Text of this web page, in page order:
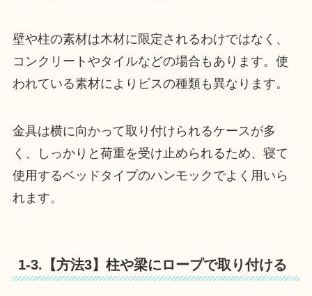
壁や柱の素材は木材に限定されるわけではなく、
コンクリートやタイルなどの場合もあります。使
われている素材によりビスの種類も異なります。
金具は横に向かって取り付けられるケースが多
く、しっかりと荷重を受け止められるため、寝て
使用するベッドタイプのハンモックでよく用いら
れます。
1-3.【方法3】柱や梁にロープで取り付ける